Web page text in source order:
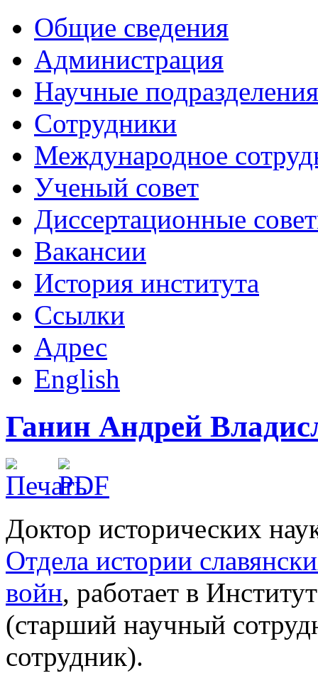
Общие сведения
Администрация
Научные подразделения
Сотрудники
Международное
Ученый совет
Диссертационные
Вакансии
История института
Ссылки
Адрес
English
Ганин Андрей
Доктор исторических
Отдела истории
войн, работает в
(старший научный
сотрудник).